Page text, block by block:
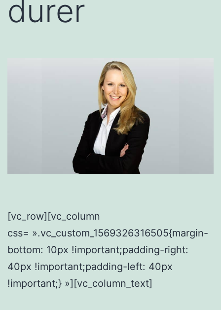
durer
[vc_row][vc_column
css= ».vc_custom_1569326316505{margin-
bottom: 10px !important;padding-right:
40px !important;padding-left: 40px
!important;} »][vc_column_text]